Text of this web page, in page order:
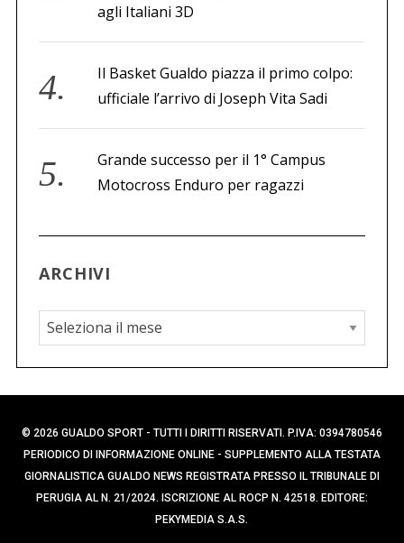
agli Italiani 3D
Il Basket Gualdo piazza il primo colpo:
ufficiale l’arrivo di Joseph Vita Sadi
Grande successo per il 1° Campus
Motocross Enduro per ragazzi
ARCHIVI
A
r
c
h
i
v
i
© 2026 GUALDO SPORT - TUTTI I DIRITTI RISERVATI. P.IVA: 0394780546
PERIODICO DI INFORMAZIONE ONLINE - SUPPLEMENTO ALLA TESTATA
GIORNALISTICA GUALDO NEWS REGISTRATA PRESSO IL TRIBUNALE DI
PERUGIA AL N. 21/2024. ISCRIZIONE AL ROCP N. 42518. EDITORE:
PEKYMEDIA S.A.S.